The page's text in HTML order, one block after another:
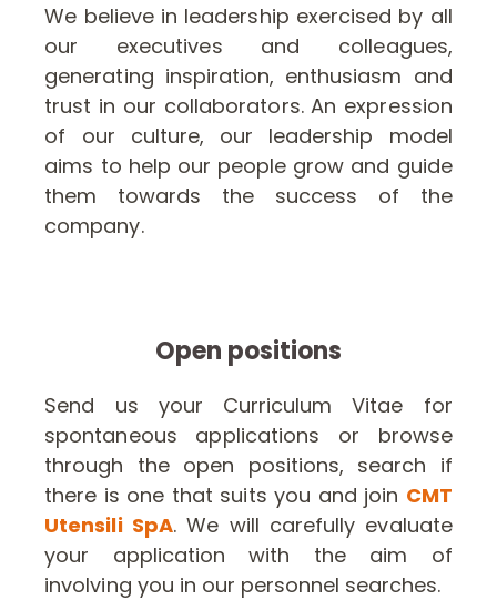
We believe in leadership exercised by all
our executives and colleagues,
generating inspiration, enthusiasm and
trust in our collaborators. An expression
of our culture, our leadership model
aims to help our people grow and guide
them towards the success of the
company.
Open positions
Send us your Curriculum Vitae for
spontaneous applications or browse
through the open positions, search if
there is one that suits you and join CMT
Utensili SpA. We will carefully evaluate
your application with the aim of
involving you in our personnel searches.